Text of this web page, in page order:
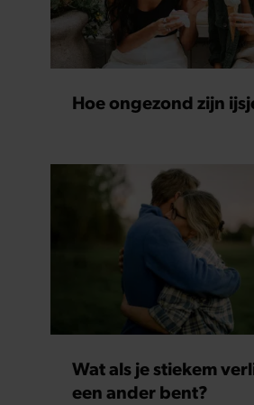
Hoe ongezond zijn
Wat als je stiekem
een ander bent?